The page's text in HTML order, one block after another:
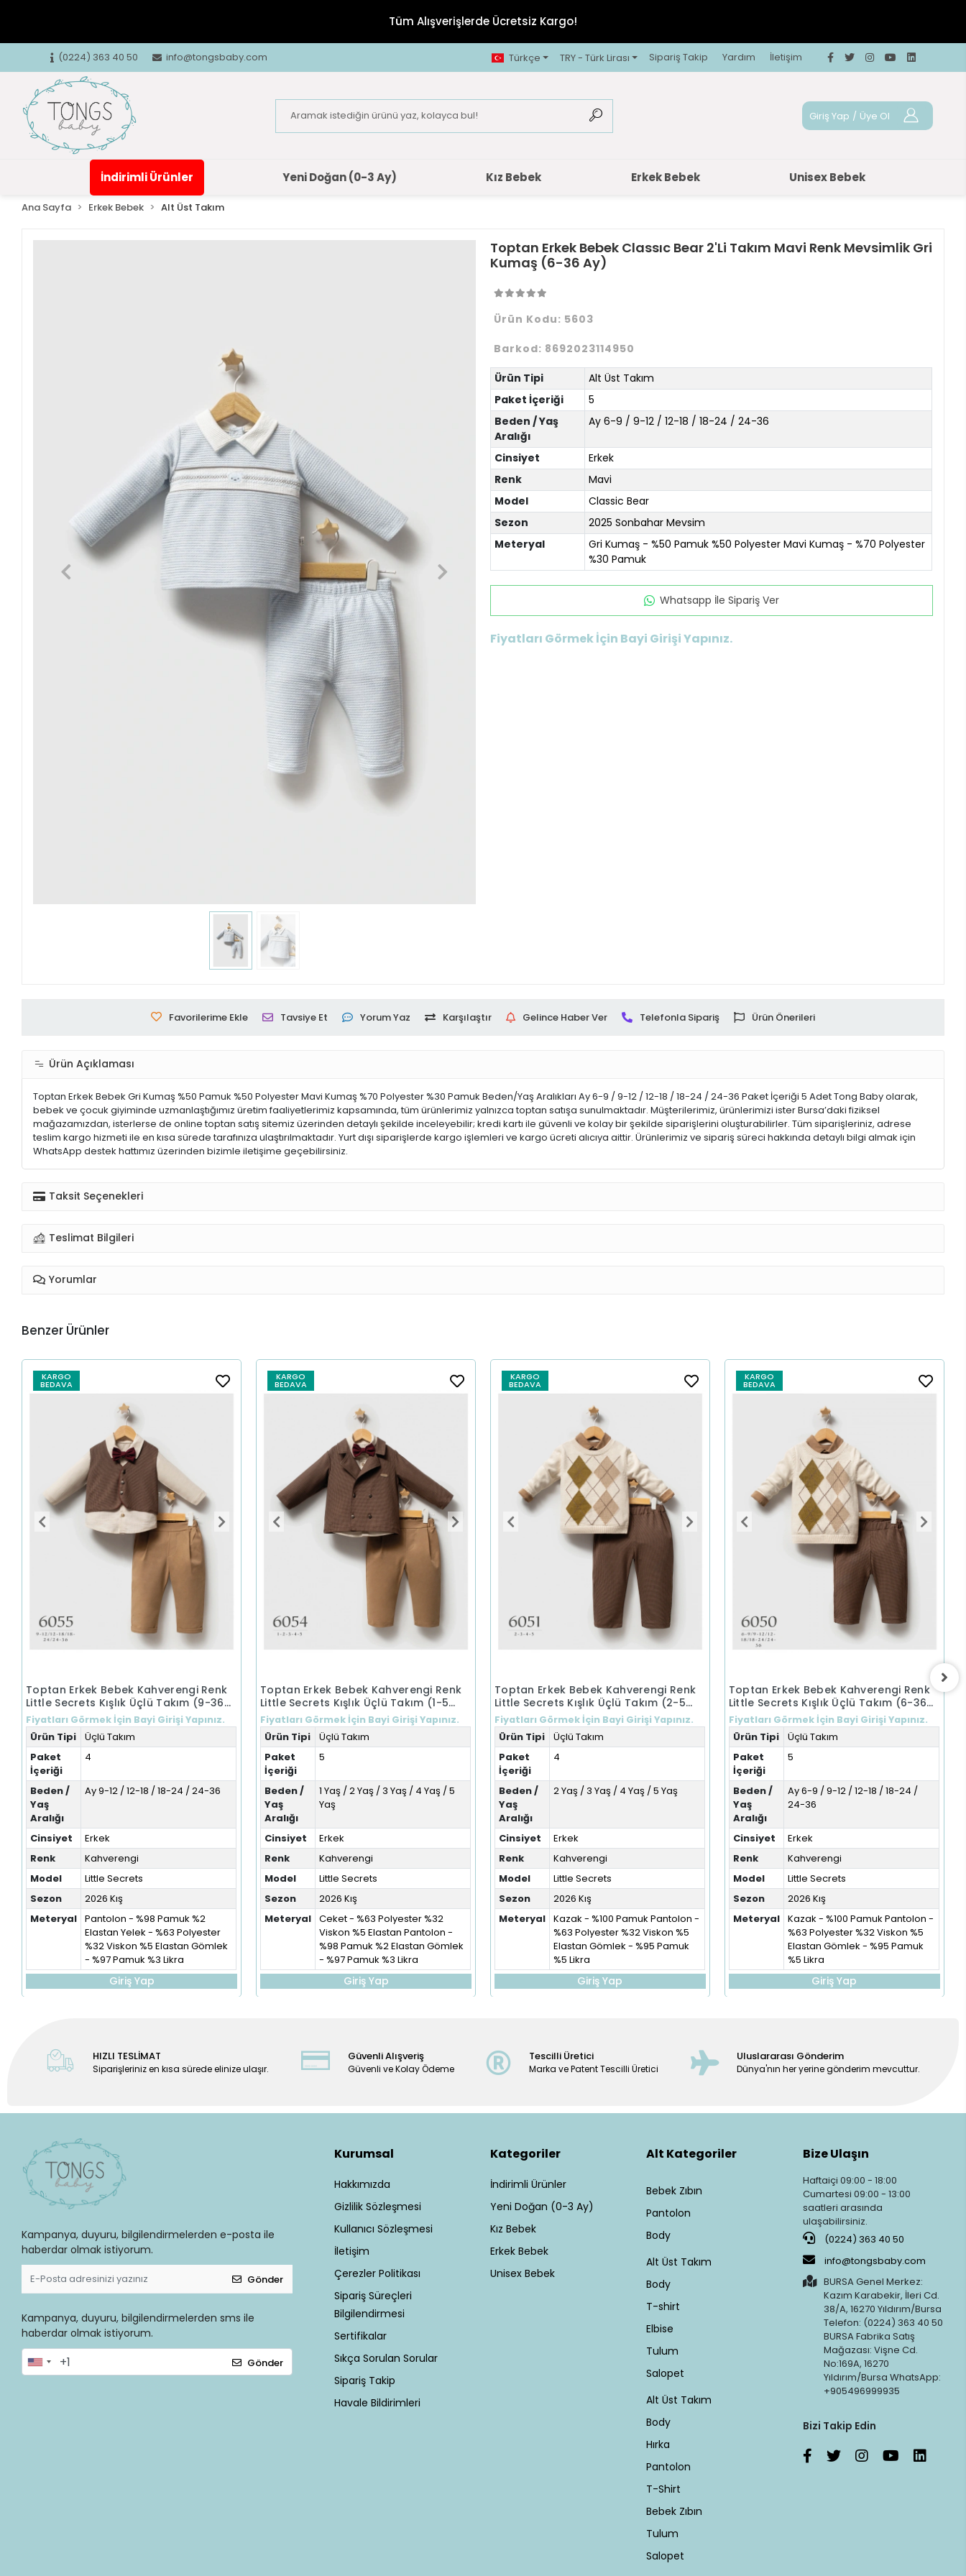
Tüm Alışverişlerde Ücretsiz Kargo!
(0224) 363 40 50 info@tongsbaby.com Türkçe TRY - Türk Lirası Sipariş Takip Yardım İletişim
Giriş Yap / Üye Ol
İndirimli Ürünler Yeni Doğan (0-3 Ay) Kız Bebek Erkek Bebek Unisex Bebek
Ana Sayfa Erkek Bebek Alt Üst Takım
Toptan Erkek Bebek Classıc Bear 2'Li Takım Mavi Renk Mevsimlik Gri
Kumaş (6-36 Ay)
Ürün Kodu: 5603
Barkod: 8692023114950
Ürün Tipi
Alt Üst Takım
Paket İçeriği
5
Beden / Yaş
Aralığı
Ay 6-9 / 9-12 / 12-18 / 18-24 / 24-36
Cinsiyet
Erkek
Renk
Mavi
Model
Classic Bear
Sezon
2025 Sonbahar Mevsim
Meteryal
Gri Kumaş - %50 Pamuk %50 Polyester Mavi Kumaş - %70 Polyester
%30 Pamuk
Whatsapp İle Sipariş Ver
Fiyatları Görmek İçin Bayi Girişi Yapınız.
Favorilerime Ekle Tavsiye Et Yorum Yaz Karşılaştır Gelince Haber Ver Telefonla Sipariş Ürün Önerileri
Ürün Açıklaması
Toptan Erkek Bebek Gri Kumaş %50 Pamuk %50 Polyester Mavi Kumaş %70 Polyester %30 Pamuk Beden/Yaş Aralıkları Ay 6-9 / 9-12 / 12-18 / 18-24 / 24-36 Paket İçeriği 5 Adet Tong Baby olarak,
bebek ve çocuk giyiminde uzmanlaştığımız üretim faaliyetlerimiz kapsamında, tüm ürünlerimiz yalnızca toptan satışa sunulmaktadır. Müşterilerimiz, ürünlerimizi ister Bursa’daki fiziksel
mağazamızdan, isterlerse de online toptan satış sitemiz üzerinden detaylı şekilde inceleyebilir; kredi kartı ile güvenli ve kolay bir şekilde siparişlerini oluşturabilirler. Tüm siparişleriniz, adrese
teslim kargo hizmeti ile en kısa sürede tarafınıza ulaştırılmaktadır. Yurt dışı siparişlerde kargo işlemleri ve kargo ücreti alıcıya aittir. Ürünlerimiz ve sipariş süreci hakkında detaylı bilgi almak için
WhatsApp destek hattımız üzerinden bizimle iletişime geçebilirsiniz.
Taksit Seçenekleri
Teslimat Bilgileri
Yorumlar
Benzer Ürünler
KARGO
BEDAVA
Toptan Erkek Bebek Kahverengi Renk
Little Secrets Kışlık Üçlü Takım (9-36
Ay)
Fiyatları Görmek İçin Bayi Girişi Yapınız.
Ürün Tipi
Üçlü Takım
Paket
İçeriği
4
Beden /
Yaş
Aralığı
Ay 9-12 / 12-18 / 18-24 / 24-36
Cinsiyet
Erkek
Renk
Kahverengi
Model
Little Secrets
Sezon
2026 Kış
Meteryal Pantolon - %98 Pamuk %2
Elastan Yelek - %63 Polyester
%32 Viskon %5 Elastan Gömlek
- %97 Pamuk %3 Likra
Giriş Yap
KARGO
BEDAVA
Toptan Erkek Bebek Kahverengi Renk
Little Secrets Kışlık Üçlü Takım (1-5
Yaş)
Fiyatları Görmek İçin Bayi Girişi Yapınız.
Ürün Tipi
Üçlü Takım
Paket
İçeriği
5
Beden /
Yaş
Aralığı
1 Yaş / 2 Yaş / 3 Yaş / 4 Yaş / 5
Yaş
Cinsiyet
Erkek
Renk
Kahverengi
Model
Little Secrets
Sezon
2026 Kış
Meteryal Ceket - %63 Polyester %32
Viskon %5 Elastan Pantolon -
%98 Pamuk %2 Elastan Gömlek
- %97 Pamuk %3 Likra
Giriş Yap
KARGO
BEDAVA
Toptan Erkek Bebek Kahverengi Renk
Little Secrets Kışlık Üçlü Takım (2-5
Yaş)
Fiyatları Görmek İçin Bayi Girişi Yapınız.
Ürün Tipi
Üçlü Takım
Paket
İçeriği
4
Beden /
Yaş
Aralığı
2 Yaş / 3 Yaş / 4 Yaş / 5 Yaş
Cinsiyet
Erkek
Renk
Kahverengi
Model
Little Secrets
Sezon
2026 Kış
Meteryal Kazak - %100 Pamuk Pantolon -
%63 Polyester %32 Viskon %5
Elastan Gömlek - %95 Pamuk
%5 Likra
Giriş Yap
KARGO
BEDAVA
Toptan Erkek Bebek Kahverengi Renk
Little Secrets Kışlık Üçlü Takım (6-36
Ay)
Fiyatları Görmek İçin Bayi Girişi Yapınız.
Ürün Tipi
Üçlü Takım
Paket
İçeriği
5
Beden /
Yaş
Aralığı
Ay 6-9 / 9-12 / 12-18 / 18-24 /
24-36
Cinsiyet
Erkek
Renk
Kahverengi
Model
Little Secrets
Sezon
2026 Kış
Meteryal Kazak - %100 Pamuk Pantolon -
%63 Polyester %32 Viskon %5
Elastan Gömlek - %95 Pamuk
%5 Likra
Giriş Yap
HIZLI TESLİMAT
Siparişleriniz en kısa sürede elinize ulaşır.
Güvenli Alışveriş
Güvenli ve Kolay Ödeme
Tescilli Üretici
Marka ve Patent Tescilli Üretici
Uluslararası Gönderim
Dünya'nın her yerine gönderim mevcuttur.
Kampanya, duyuru, bilgilendirmelerden e-posta ile
haberdar olmak istiyorum.
Gönder
Kampanya, duyuru, bilgilendirmelerden sms ile
haberdar olmak istiyorum.
Gönder
Kurumsal
Hakkımızda
Gizlilik Sözleşmesi
Kullanıcı Sözleşmesi
İletişim
Çerezler Politikası
Sipariş Süreçleri
Bilgilendirmesi
Sertifikalar
Sıkça Sorulan Sorular
Sipariş Takip
Havale Bildirimleri
Kategoriler
İndirimli Ürünler
Yeni Doğan (0-3 Ay)
Kız Bebek
Erkek Bebek
Unisex Bebek
Alt Kategoriler
Bebek Zıbın
Pantolon
Body
Alt Üst Takım
Body
T-shirt
Elbise
Tulum
Salopet
Alt Üst Takım
Body
Hırka
Pantolon
T-Shirt
Bebek Zıbın
Tulum
Salopet
Bize Ulaşın
Haftaiçi 09:00 - 18:00
Cumartesi 09:00 - 13:00
saatleri arasında
ulaşabilirsiniz.
(0224) 363 40 50
info@tongsbaby.com
BURSA Genel Merkez:
Kazım Karabekir, İleri Cd.
38/A, 16270 Yıldırım/Bursa
Telefon: (0224) 363 40 50
BURSA Fabrika Satış
Mağazası: Vişne Cd.
No:169A, 16270
Yıldırım/Bursa WhatsApp:
+905496999935
Bizi Takip Edin